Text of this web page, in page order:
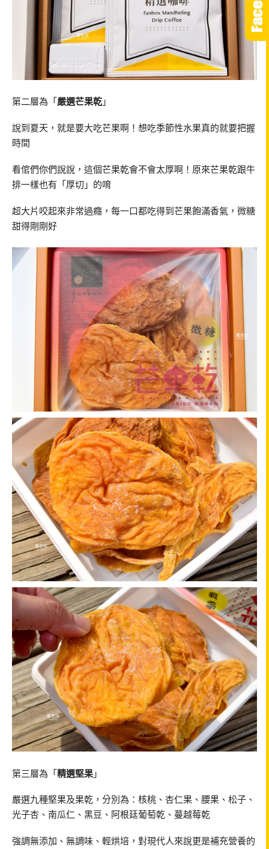
第二層為「嚴選芒果乾 」
說到夏天，就是要大吃芒果啊！想吃季節性水果真的就要把握
時間
看倌們你們說說，這個芒果乾會不會太厚啊！原來芒果乾跟牛
排一樣也有「厚切」的唷
超大片咬起來非常過癮，每一口都吃得到芒果飽滿香氣，微糖
甜得剛剛好
第三層為「精選堅果 」
嚴選九種堅果及果乾，分別為：核桃、杏仁果、腰果、松子、
光子杏、南瓜仁、黑豆、阿根廷葡萄乾、蔓越莓乾
強調無添加、無調味、輕烘培，對現代人來說更是補充營養的